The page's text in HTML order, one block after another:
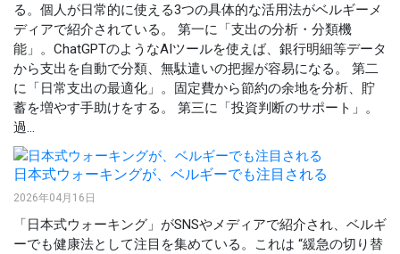
る。個人が日常的に使える3つの具体的な活用法がベルギーメ
ディアで紹介されている。 第一に「支出の分析・分類機
能」。ChatGPTのようなAIツールを使えば、銀行明細等データ
から支出を自動で分類、無駄遣いの把握が容易になる。 第二
に「日常支出の最適化」。固定費から節約の余地を分析、貯
蓄を増やす手助けをする。 第三に「投資判断のサポート」。
過...
日本式ウォーキングが、ベルギーでも注目される
2026年04月16日
「日本式ウォーキング」がSNSやメディアで紹介され、ベルギ
ーでも健康法として注目を集めている。これは “緩急の切り替